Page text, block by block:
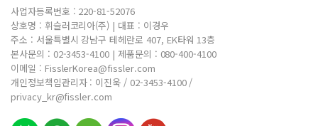
사업자등록번호 : 220-81-52076
상호명 : 휘슬러코리아(주) | 대표 : 이경우
주소 : 서울특별시 강남구 테헤란로 407, EK타워 13층
본사문의 : 02-3453-4100 | 제품문의 : 080-400-4100
이메일 : FisslerKorea@fissler.com
개인정보책임관리자 : 이진욱 / 02-3453-4100 /
privacy_kr@fissler.com